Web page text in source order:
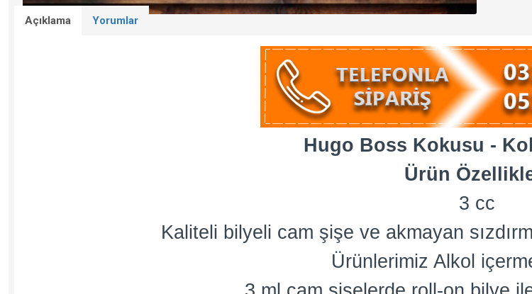
Açıklama Yorumlar
Hugo Boss Kokusu -
Ürün
3 cc
Kaliteli bilyeli cam şişe ve akmayan
Ürünlerimiz Alkol